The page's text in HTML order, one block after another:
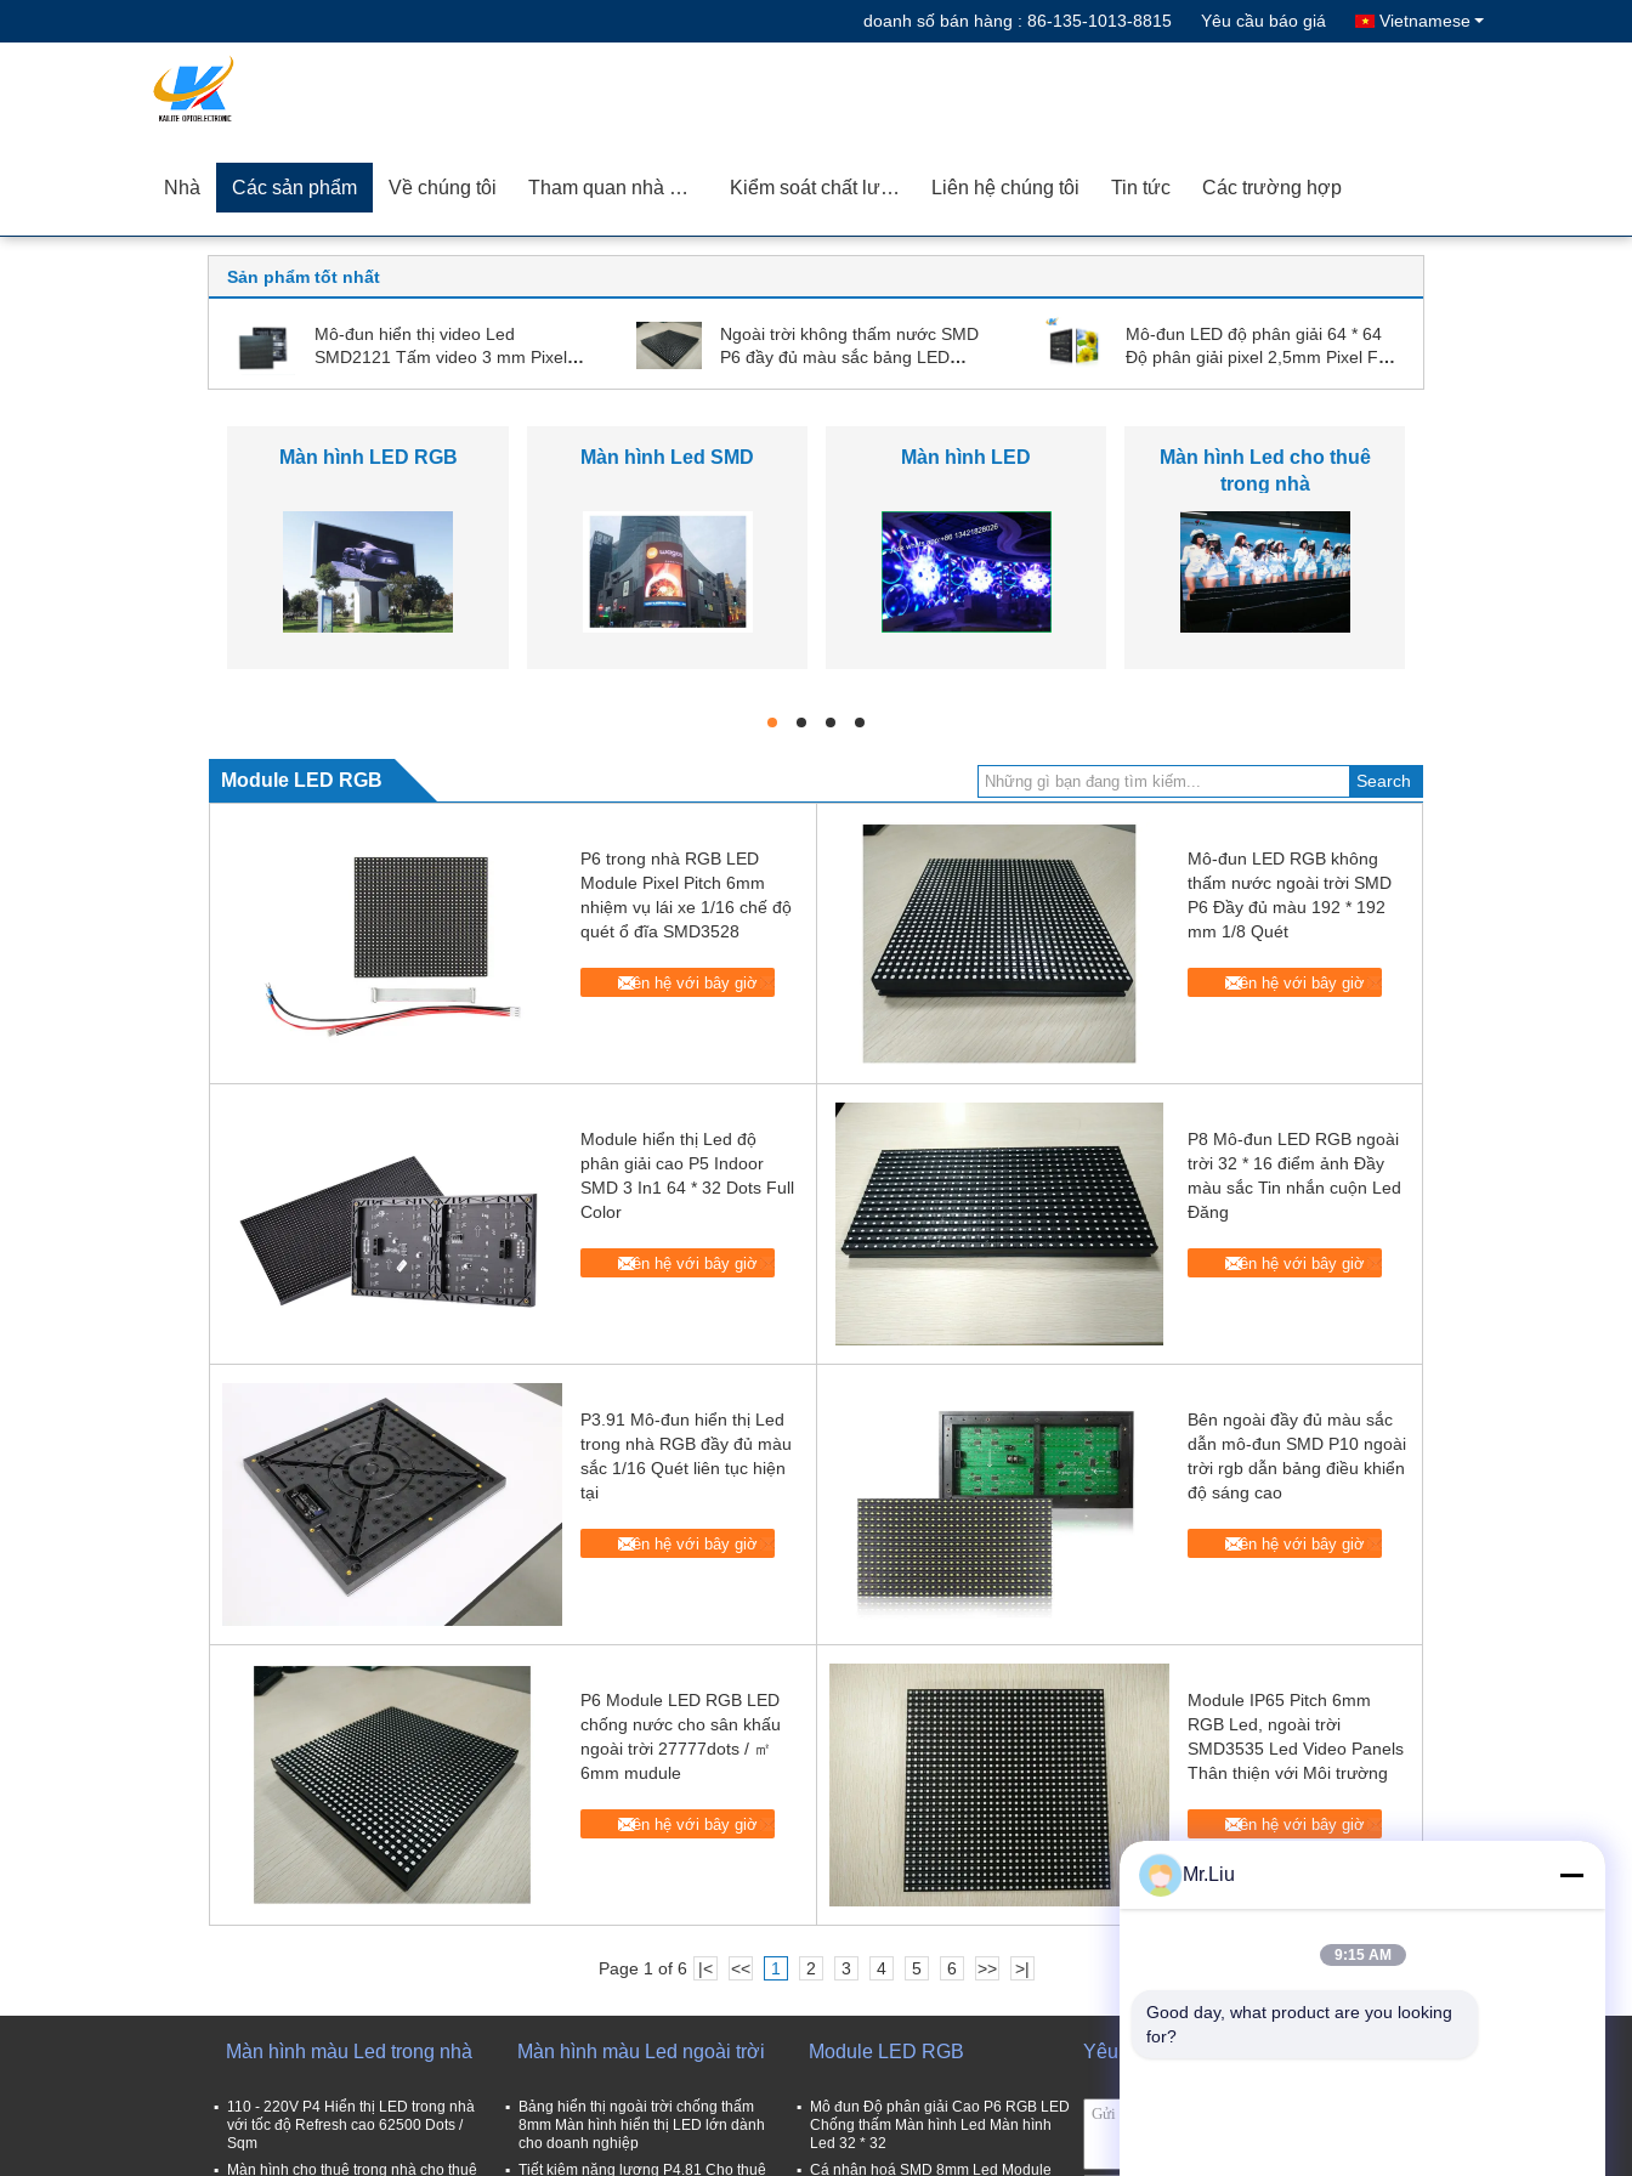
doanh số bán hàng : 86-135-1013-8815 Yêu cầu báo giá Vietnamese
Nhà Các sản phẩm Về chúng tôi Tham quan nhà máy Kiểm soát chất lượng Liên hệ chúng tôi Tin tức Các trường hợp
Sản phẩm tốt nhất
Mô-đun hiển thị video Led
SMD2121 Tấm video 3 mm Pixel
Ngoài trời không thấm nước SMD
P6 đầy đủ màu sắc bảng LED
Mô-đun LED độ phân giải 64 * 64
Độ phân giải pixel 2,5mm Pixel Full
Màn hình Led cho thuê
Màn hình màu Led trong
Màn hình màu Led ngoài
Module LED RGB
hd hd hd hd
Module LED RGB
P6 trong nhà RGB LED
Module Pixel Pitch 6mm
nhiệm vụ lái xe 1/16 chế độ
quét ổ đĩa SMD3528
Liên hệ với bây giờ
Mô-đun LED RGB không
thấm nước ngoài trời SMD
P6 Đầy đủ màu 192 * 192
mm 1/8 Quét
Liên hệ với bây giờ
Module hiển thị Led độ
phân giải cao P5 Indoor
SMD 3 In1 64 * 32 Dots Full
Color
Liên hệ với bây giờ
P8 Mô-đun LED RGB ngoài
trời 32 * 16 điểm ảnh Đầy
màu sắc Tin nhắn cuộn Led
Đăng
Liên hệ với bây giờ
P3.91 Mô-đun hiển thị Led
trong nhà RGB đầy đủ màu
sắc 1/16 Quét liên tục hiện
tại
Liên hệ với bây giờ
Bên ngoài đầy đủ màu sắc
dẫn mô-đun SMD P10 ngoài
trời rgb dẫn bảng điều khiển
độ sáng cao
Liên hệ với bây giờ
P6 Module LED RGB LED
chống nước cho sân khấu
ngoài trời 27777dots / ㎡
6mm mudule
Liên hệ với bây giờ
Module IP65 Pitch 6mm
RGB Led, ngoài trời
SMD3535 Led Video Panels
Thân thiện với Môi trường
Liên hệ với bây giờ
Page 1 of 6 |< << 1 2 3 4 5 6 >> >|
Màn hình màu Led trong nhà
110 - 220V P4 Hiển thị LED trong nhà
với tốc độ Refresh cao 62500 Dots /
Sqm
Màn hình cho thuê trong nhà cho thuê
Màn hình màu Led ngoài trời
Bảng hiển thị ngoài trời chống thấm
8mm Màn hình hiển thị LED lớn dành
cho doanh nghiệp
Tiết kiệm năng lượng P4.81 Cho thuê
Module LED RGB
Mô đun Độ phân giải Cao P6 RGB LED
Chống thấm Màn hình Led Màn hình
Led 32 * 32
Cá nhân hoá SMD 8mm Led Module
Yêu cầu báo giá
Mr.Liu
9:15 AM
Good day, what product are you looking
for?